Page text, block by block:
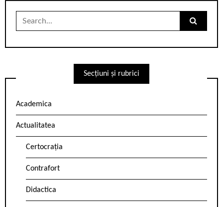
Search
Secțiuni și rubrici
Academica
Actualitatea
Certocrația
Contrafort
Didactica